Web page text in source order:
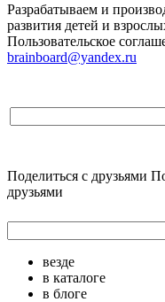
Разрабатываем и
развития детей и
Пользовательское
brainboard@yandex.ru
Поделиться с друзьями
друзьями
везде
в каталоге
в блоге